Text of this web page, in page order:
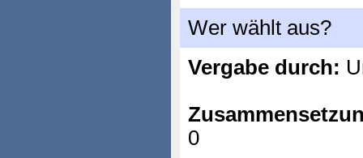
Wer wählt aus?
Vergabe durch:
0